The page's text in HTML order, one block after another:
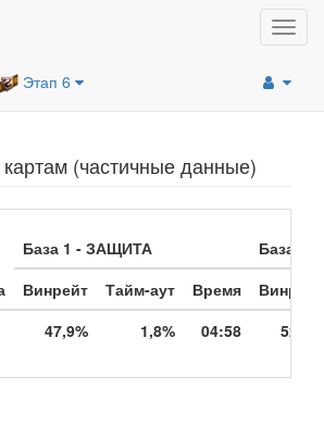
Этап 6
картам (частичные данные)
База 1 - ЗАЩИТА
База 2
Винрейт
Тайм-аут Время
Винрейт
47,9% 1,8% 04:58 52,1%